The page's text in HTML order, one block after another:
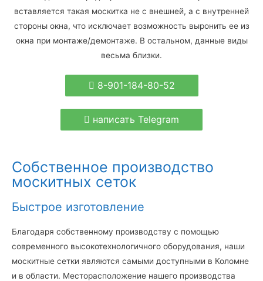
вставляется такая москитка не с внешней, а с внутренней
стороны окна, что исключает возможность выронить ее из
окна при монтаже/демонтаже. В остальном, данные виды
весьма близки.
8-901-184-80-52
написать Telegram
Собственное производство
москитных сеток
Быстрое изготовление
Благодаря собственному производству с помощью
современного высокотехнологичного оборудования, наши
москитные сетки являются самыми доступными в Коломне
и в области. Месторасположение нашего производства